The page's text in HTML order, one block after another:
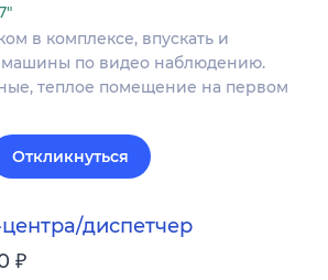
в комплексе, впускать и
машины по видео наблюдению.
теплое помещение на первом
Откликнуться
диспетчер
₽